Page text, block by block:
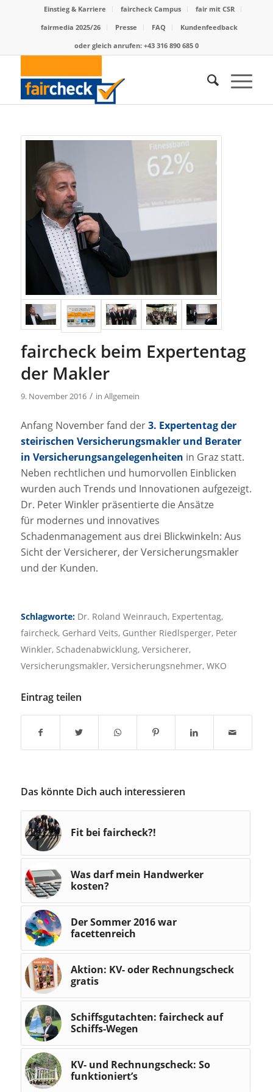
Einstieg & Karriere faircheck Campus
fair mit CSR
fairmedia 2025/26
Presse FAQ
Kundenfeedback
oder gleich anrufen: +43 316 890 685 0
faircheck beim Expertentag
der Makler
9. November 2016 / in Allgemein
Anfang November fand der3. Expertentag der
steirischen Versicherungsmakler und Berater
in Versicherungsangelegenheiten in Graz statt.
Neben rechtlichen und humorvollen Einblicken
wurden auch Trends und Innovationen aufgezeigt.
Dr. Peter Winkler präsentierte die Ansätze
für modernes und innovatives
Schadenmanagement aus drei Blickwinkeln: Aus
Sicht der Versicherer, der Versicherungsmakler
und der Kunden.
Schlagworte: Dr. Roland Weinrauch, Expertentag,
faircheck, Gerhard Veits, Gunther Riedlsperger, Peter
Winkler, Schadenabwicklung, Versicherer,
Versicherungsmakler, Versicherungsnehmer, WKO
Eintrag teilen
Das könnte Dich auch interessieren
Fit bei faircheck?!
Was darf mein Handwerker
kosten?
Der Sommer 2016 war
facettenreich
Aktion: KV- oder Rechnungscheck
gratis
Schiffsgutachten: faircheck auf
Schiffs-Wegen
KV- und Rechnungscheck: So
funktioniert’s